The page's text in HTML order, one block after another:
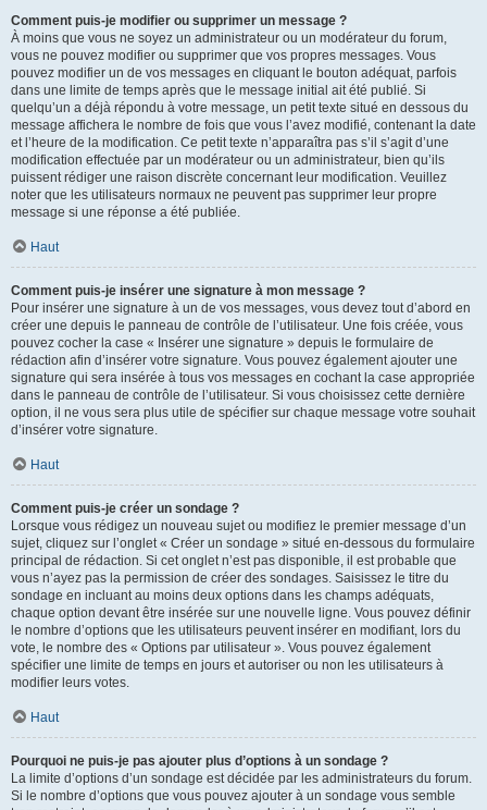
Comment puis-je modifier ou supprimer un message ?
À moins que vous ne soyez un administrateur ou un modérateur du forum,
vous ne pouvez modifier ou supprimer que vos propres messages. Vous
pouvez modifier un de vos messages en cliquant le bouton adéquat, parfois
dans une limite de temps après que le message initial ait été publié. Si
quelqu’un a déjà répondu à votre message, un petit texte situé en dessous du
message affichera le nombre de fois que vous l’avez modifié, contenant la date
et l’heure de la modification. Ce petit texte n’apparaîtra pas s’il s’agit d’une
modification effectuée par un modérateur ou un administrateur, bien qu’ils
puissent rédiger une raison discrète concernant leur modification. Veuillez
noter que les utilisateurs normaux ne peuvent pas supprimer leur propre
message si une réponse a été publiée.
Haut
Comment puis-je insérer une signature à mon message ?
Pour insérer une signature à un de vos messages, vous devez tout d’abord en
créer une depuis le panneau de contrôle de l’utilisateur. Une fois créée, vous
pouvez cocher la case « Insérer une signature » depuis le formulaire de
rédaction afin d’insérer votre signature. Vous pouvez également ajouter une
signature qui sera insérée à tous vos messages en cochant la case appropriée
dans le panneau de contrôle de l’utilisateur. Si vous choisissez cette dernière
option, il ne vous sera plus utile de spécifier sur chaque message votre souhait
d’insérer votre signature.
Haut
Comment puis-je créer un sondage ?
Lorsque vous rédigez un nouveau sujet ou modifiez le premier message d’un
sujet, cliquez sur l’onglet « Créer un sondage » situé en-dessous du formulaire
principal de rédaction. Si cet onglet n’est pas disponible, il est probable que
vous n’ayez pas la permission de créer des sondages. Saisissez le titre du
sondage en incluant au moins deux options dans les champs adéquats,
chaque option devant être insérée sur une nouvelle ligne. Vous pouvez définir
le nombre d’options que les utilisateurs peuvent insérer en modifiant, lors du
vote, le nombre des « Options par utilisateur ». Vous pouvez également
spécifier une limite de temps en jours et autoriser ou non les utilisateurs à
modifier leurs votes.
Haut
Pourquoi ne puis-je pas ajouter plus d’options à un sondage ?
La limite d’options d’un sondage est décidée par les administrateurs du forum.
Si le nombre d’options que vous pouvez ajouter à un sondage vous semble